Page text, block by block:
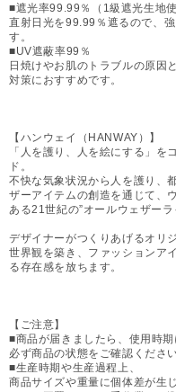
■遮光率99.99％（1級遮光生地使
直射日光を99.99％遮るので、
す。
■UV遮蔽率99％
日焼けやお肌のトラブルの原因
対策におすすめです。
【ハンウェイ（HANWAY）】
「人を護り、人を絵にする」を
ド。
不快な気象状況から人を護り、
ザーアイテムの創造を通じて、
ある21世紀の”オールウェザー
デザイナーがつくりあげるオリ
世界観を築き、ファッションア
る存在感を放ちます。
【ご注意】
■商品が届きましたら、使用時期
必ず商品の状態をご確認ください
■生産時期や生産過程上、
商品サイズや重量に個体差が生